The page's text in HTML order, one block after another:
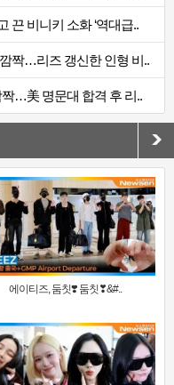
끈 비니키 소화 ‘역대급..
짝…리즈 갱신한 인형 비..
…美 명문대 합격 후 리..
에이티즈, 둠칫❣️ 둠칫❣&#..